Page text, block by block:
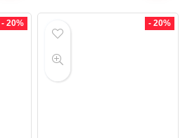
- 20% - 20%